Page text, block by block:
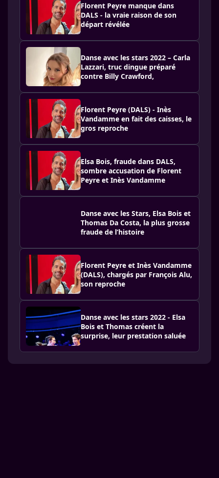
Florent Peyre manque dans
DALS - la vraie raison de son
départ révélée
Danse avec les stars 2022 – Carla
Lazzari, truc dingue préparé
contre Billy Crawford,
Florent Peyre (DALS) - Inès
Vandamme en fait des caisses, le
gros reproche
Elsa Bois, fraude dans DALS,
sombre accusation de Florent
Peyre et Inès Vandamme
Danse avec les Stars, Elsa Bois et
Thomas Da Costa, la plus grosse
fraude de l’histoire
Florent Peyre et Inès Vandamme
(DALS), chargés par François Alu,
son reproche
Danse avec les stars 2022 - Elsa
Bois et Thomas créent la
surprise, leur prestation saluée